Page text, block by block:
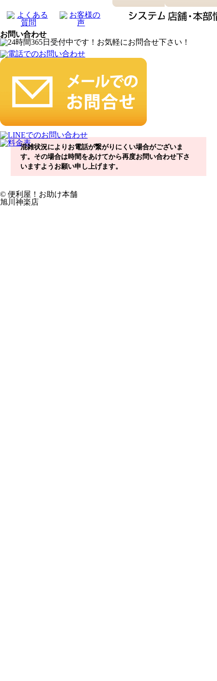
お問い合わせ
混雑状況によりお電話が繋がりにくい場合がございま
す。その場合は時間をあけてから再度お問い合わせ下さ
いますようお願い申し上げます。
© 便利屋！お助け本舗
旭川神楽店